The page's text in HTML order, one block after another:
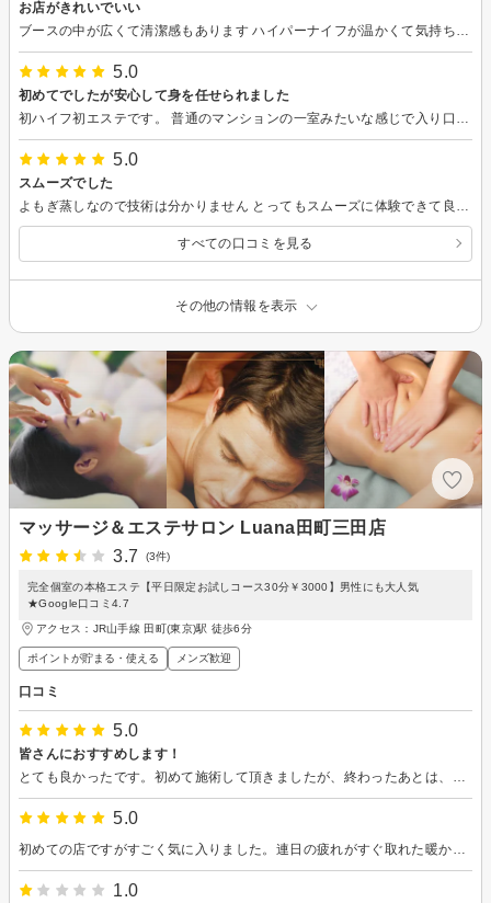
お店がきれいでいい
5.0
初めてでしたが安心して身を任せられました
5.0
スムーズでした
すべての口コミを見る
その他の情報を表示
マッサージ＆エステサロン Luana田町三田店
3.7
(3件)
完全個室の本格エステ【平日限定お試しコース30分￥3000】男性にも大人気
★Google口コミ4.7
アクセス：JR山手線 田町(東京)駅 徒歩6分
ポイントが貯まる・使える メンズ歓迎
口コミ
5.0
皆さんにおすすめします！
5.0
1.0